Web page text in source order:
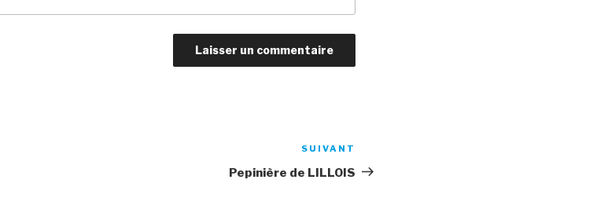
suivant
SUIVANT
Pepinière de LILLOIS